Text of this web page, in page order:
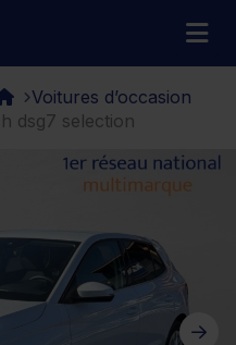
Voitures d’occasion
dsg7 selection